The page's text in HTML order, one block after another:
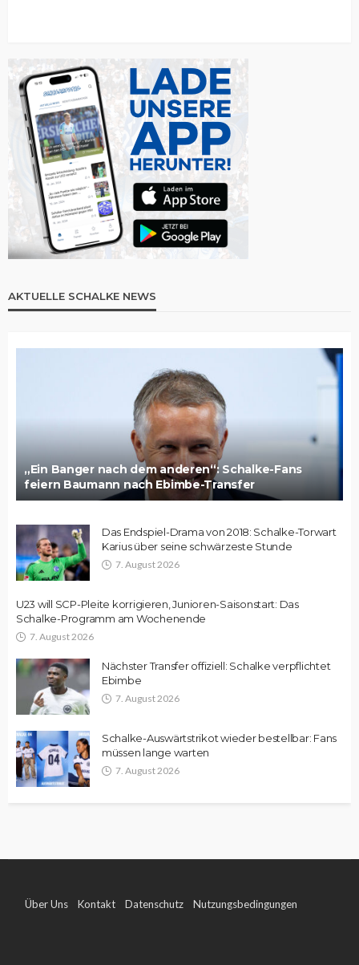
AKTUELLE SCHALKE NEWS
„Ein Banger nach dem anderen“: Schalke-Fans
feiern Baumann nach Ebimbe-Transfer
Das Endspiel-Drama von 2018: Schalke-Torwart
Karius über seine schwärzeste Stunde
7. August 2026
U23 will SCP-Pleite korrigieren, Junioren-Saisonstart: Das
Schalke-Programm am Wochenende
7. August 2026
Nächster Transfer offiziell: Schalke verpflichtet
Ebimbe
7. August 2026
Schalke-Auswärtstrikot wieder bestellbar: Fans
müssen lange warten
7. August 2026
Über Uns Kontakt Datenschutz Nutzungsbedingungen